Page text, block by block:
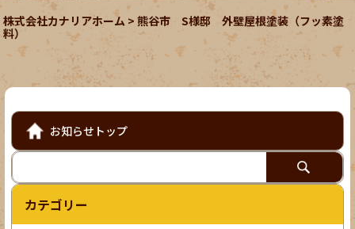
株式会社カナリアホーム >熊谷市 S様邸 外壁屋根塗装（フッ素塗
料）
お知らせトップ
カテゴリー